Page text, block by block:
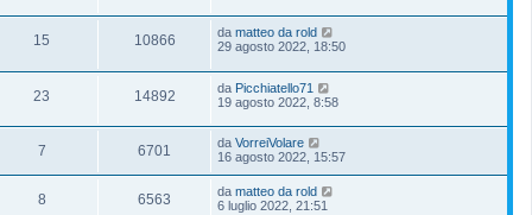
15 10866 da matteo da rold
29 agosto 2022, 18:50
23 14892 da Picchiatello71
19 agosto 2022, 8:58
7 6701 da VorreiVolare
16 agosto 2022, 15:57
8 6563 da matteo da rold
6 luglio 2022, 21:51